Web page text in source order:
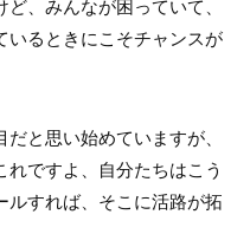
、みんなが困っていて、
いるときにこそチャンスが
と思い始めていますが、
ですよ、自分たちはこう
ルすれば、そこに活路が拓